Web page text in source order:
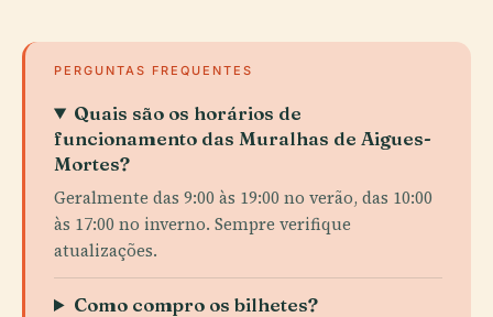
PERGUNTAS FREQUENTES
Quais são os horários de
funcionamento das Muralhas de Aigues-
Mortes?
Geralmente das 9:00 às 19:00 no verão, das 10:00
às 17:00 no inverno. Sempre verifique
atualizações.
Como compro os bilhetes?